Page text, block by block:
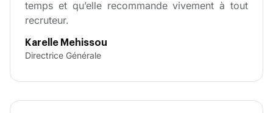
temps et qu’elle recommande vivement à tout
recruteur.
Karelle Mehissou
Directrice Générale